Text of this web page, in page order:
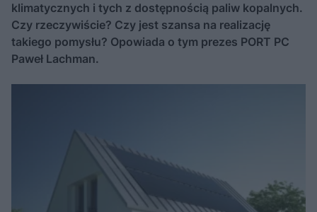
klimatycznych i tych z dostępnością paliw kopalnych.
Czy rzeczywiście? Czy jest szansa na realizację
takiego pomysłu? Opowiada o tym prezes PORT PC
Paweł Lachman.